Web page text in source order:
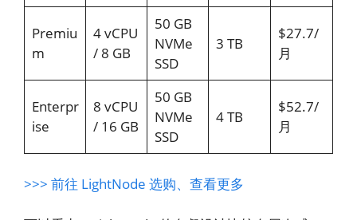
Premiu
m
4 vCPU
/ 8 GB
50 GB
NVMe
SSD
3 TB
$27.7/
月
Enterpr
ise
8 vCPU
/ 16 GB
50 GB
NVMe
SSD
4 TB
$52.7/
月
>>> 前往 LightNode 选购、查看更多